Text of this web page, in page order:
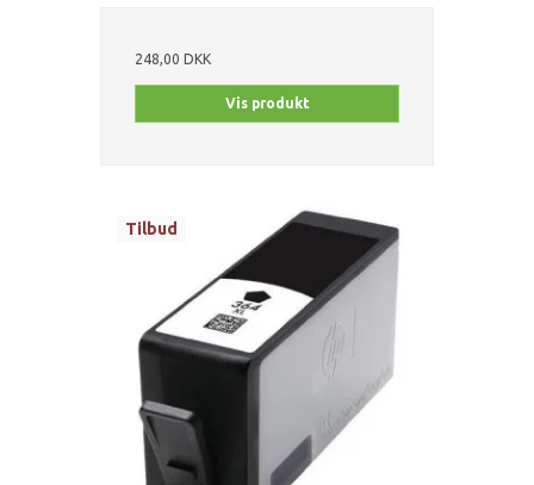
248,00 DKK
Vis produkt
Tilbud